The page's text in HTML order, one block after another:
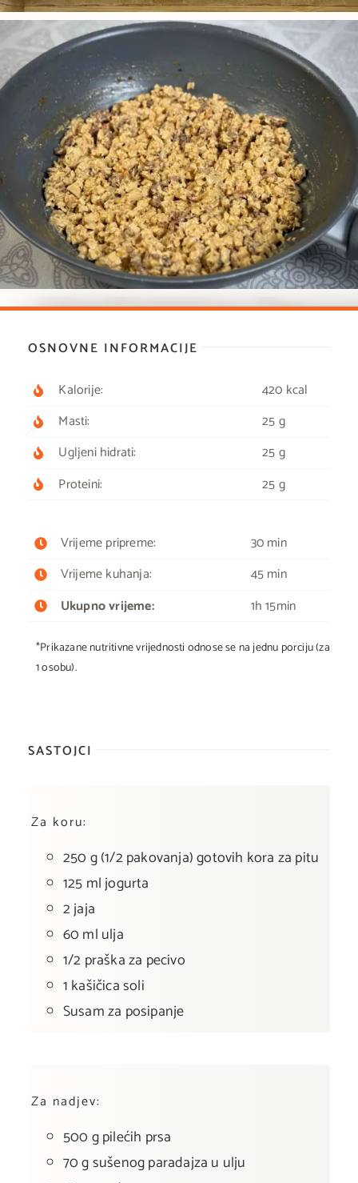
OSNOVNE INFORMACIJE
Kalorije:
Masti:
Ugljeni hidrati:
Proteini:
420 kcal
25 g
25 g
25 g
Vrijeme pripreme:
Vrijeme kuhanja:
Ukupno vrijeme:
30 min
45 min
1h 15min
*Prikazane nutritivne vrijednosti odnose se na jednu porciju (za
1 osobu).
SASTOJCI
Za koru:
250 g (1/2 pakovanja) gotovih kora za pitu
125 ml jogurta
2 jaja
60 ml ulja
1/2 praška za pecivo
1 kašičica soli
Susam za posipanje
Za nadjev:
500 g pilećih prsa
70 g sušenog paradajza u ulju